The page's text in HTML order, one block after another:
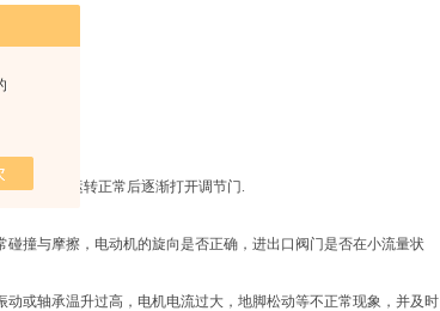
.
稍开,风机运转正常后逐渐打开调节门.
撞与摩擦，电动机的旋向是否正确，进出口阀门是否在小流量状
或轴承温升过高，电机电流过大，地脚松动等不正常现象，并及时